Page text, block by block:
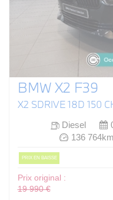
BMW X2 F39
X2 SDRIVE 18D 150
Diesel
136 764km
PRIX EN BAISSE
Prix original :
19 990 €